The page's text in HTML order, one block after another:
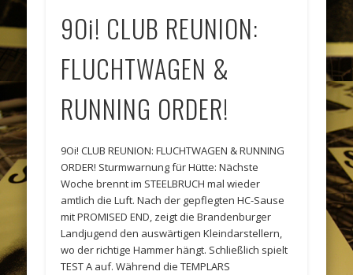
9Oi! CLUB REUNION:
FLUCHTWAGEN &
RUNNING ORDER!
9Oi! CLUB REUNION: FLUCHTWAGEN & RUNNING
ORDER! Sturmwarnung für Hütte: Nächste
Woche brennt im STEELBRUCH mal wieder
amtlich die Luft. Nach der gepflegten HC-Sause
mit PROMISED END, zeigt die Brandenburger
Landjugend den auswärtigen Kleindarstellern,
wo der richtige Hammer hängt. Schließlich spielt
TEST A auf. Während die TEMPLARS